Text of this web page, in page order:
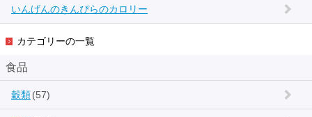
いんげんのきんぴらのカロリー
カテゴリーの一覧
食品
穀類(57)